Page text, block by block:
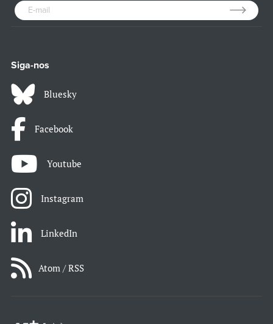
Siga-nos
Bluesky
Facebook
Youtube
Instagram
LinkedIn
Atom / RSS